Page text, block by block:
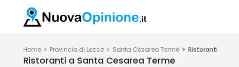
Home Provincia di Lecce Santa Cesarea Terme Ristoranti
Ristoranti a Santa Cesarea Terme